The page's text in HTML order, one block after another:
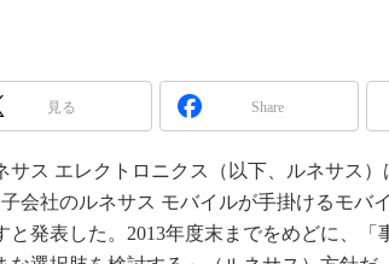
AUTOMOTIVE WORLD
産業オープンネット展
ISO26262
無償設計ツール
デジタルツインと
S＆OP
見る Share
ス エレクトロニクス（以下、ルネサス）
子会社のルネサス モバイルが手掛けるモバ
と発表した。2013年度末までをめどに、「